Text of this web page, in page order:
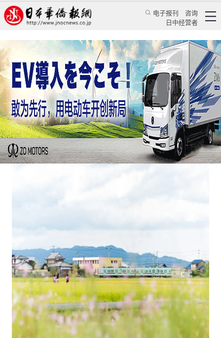
电子报刊
咨询
日中经营者
日本老龄化列岛空庭的和弦与变奏
程千凡 日本新闻 社会观察
日本华侨报 2025/4/16 06:54:46